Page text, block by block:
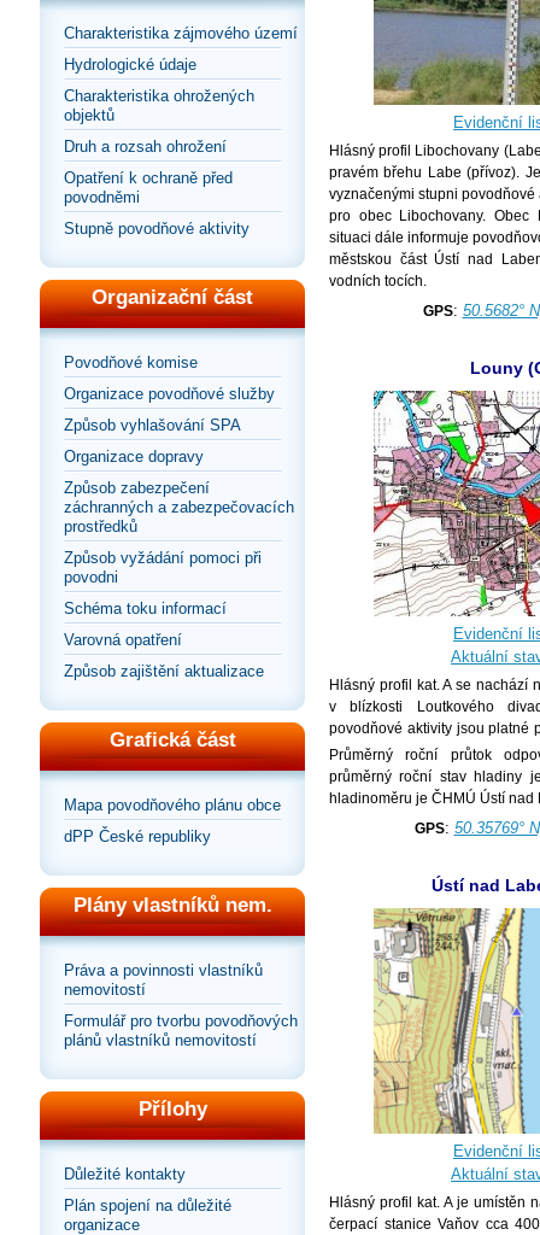
Charakteristika zájmového území
Hydrologické údaje
Charakteristika ohrožených
objektů
Druh a rozsah ohrožení
Opatření k ochraně před
povodněmi
Stupně povodňové aktivity
Organizační část
Povodňové komise
Organizace povodňové služby
Způsob vyhlašování SPA
Organizace dopravy
Způsob zabezpečení
záchranných a zabezpečovacích
prostředků
Způsob vyžádání pomoci při
povodni
Schéma toku informací
Varovná opatření
Způsob zajištění aktualizace
Grafická část
Mapa povodňového plánu obce
dPP České republiky
Plány vlastníků nem.
Práva a povinnosti vlastníků
nemovitostí
Formulář pro tvorbu povodňových
plánů vlastníků nemovitostí
Přílohy
Důležité kontakty
Plán spojení na důležité
organizace
Evidenční
Hlásný profil Libochovany
pravém břehu Labe (přívoz).
vyznačenými stupni povodňové
pro obec Libochovany. Obec
situaci dále informuje
městskou část Ústí nad
vodních tocích.
GPS: 50.5682°
Louny
Evidenční
Aktuální
Hlásný profil kat. A se nachází
v blízkosti Loutkového
povodňové aktivity jsou platné
Průměrný roční průtok
průměrný roční stav hladiny
hladinoměru je ČHMÚ Ústí nad
GPS: 50.35769°
Ústí nad
Evidenční
Aktuální
Hlásný profil kat. A je umístěn
čerpací stanice Vaňov cca